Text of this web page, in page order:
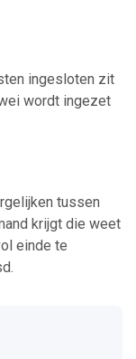
ingesloten zit
wordt ingezet
tussen
krijgt die weet
einde te